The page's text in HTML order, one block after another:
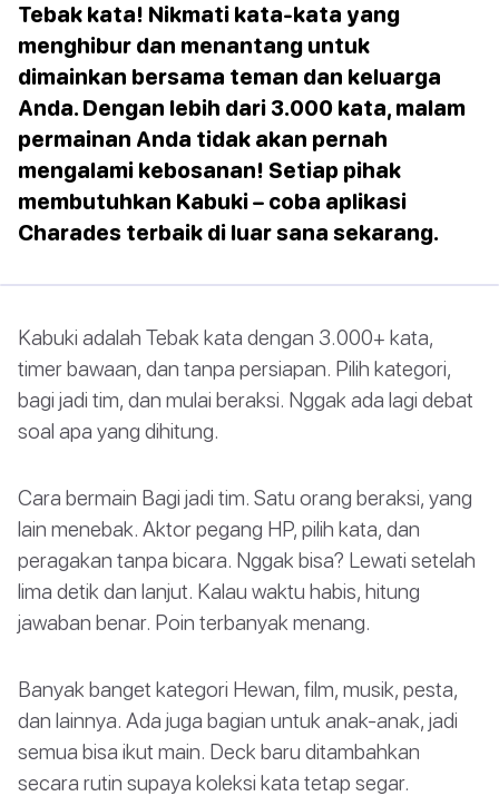
Tebak kata! Nikmati kata-kata yang
menghibur dan menantang untuk
dimainkan bersama teman dan keluarga
Anda. Dengan lebih dari 3.000 kata, malam
permainan Anda tidak akan pernah
mengalami kebosanan! Setiap pihak
membutuhkan Kabuki – coba aplikasi
Charades terbaik di luar sana sekarang.
Kabuki adalah Tebak kata dengan 3.000+ kata,
timer bawaan, dan tanpa persiapan. Pilih kategori,
bagi jadi tim, dan mulai beraksi. Nggak ada lagi debat
soal apa yang dihitung.
Cara bermain Bagi jadi tim. Satu orang beraksi, yang
lain menebak. Aktor pegang HP, pilih kata, dan
peragakan tanpa bicara. Nggak bisa? Lewati setelah
lima detik dan lanjut. Kalau waktu habis, hitung
jawaban benar. Poin terbanyak menang.
Banyak banget kategori Hewan, film, musik, pesta,
dan lainnya. Ada juga bagian untuk anak-anak, jadi
semua bisa ikut main. Deck baru ditambahkan
secara rutin supaya koleksi kata tetap segar.